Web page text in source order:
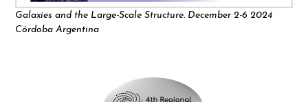
Galaxies and the Large-Scale Structure. December 2-6 2024
Córdoba Argentina